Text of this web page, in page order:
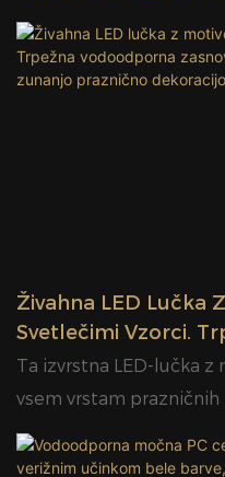
Dekorativne Učinke
Živahna LED Lučka
Svetlečimi Vzorci.
Zasnova, Idealna
Zunanjo Praznično
Ta izvrstna LED-lučka
vsem vrstam
prilagojeni vzorci in
dekorativnim